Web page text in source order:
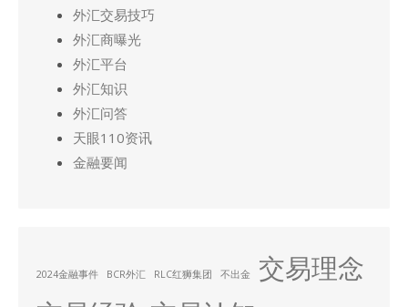
外汇交易技巧
外汇商曝光
外汇平台
外汇知识
外汇问答
天眼110资讯
金融要闻
2024金融事件 BCR外汇 RLC红狮集团 不出金
交易理念